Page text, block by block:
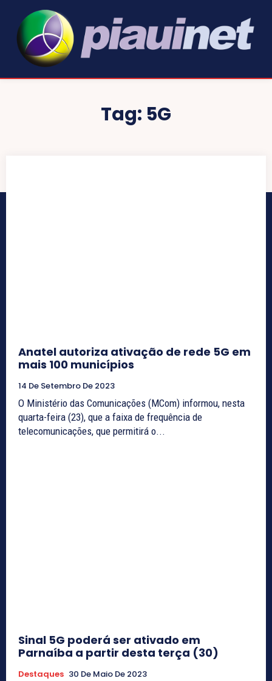
Tag: 5G
Anatel autoriza ativação de rede 5G em
mais 100 municípios
14 De Setembro De 2023
O Ministério das Comunicações (MCom) informou, nesta
quarta-feira (23), que a faixa de frequência de
telecomunicações, que permitirá o...
Sinal 5G poderá ser ativado em
Parnaíba a partir desta terça (30)
Destaques 30 De Maio De 2023